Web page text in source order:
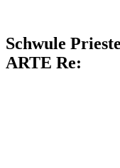
Schwule
ARTE Re: